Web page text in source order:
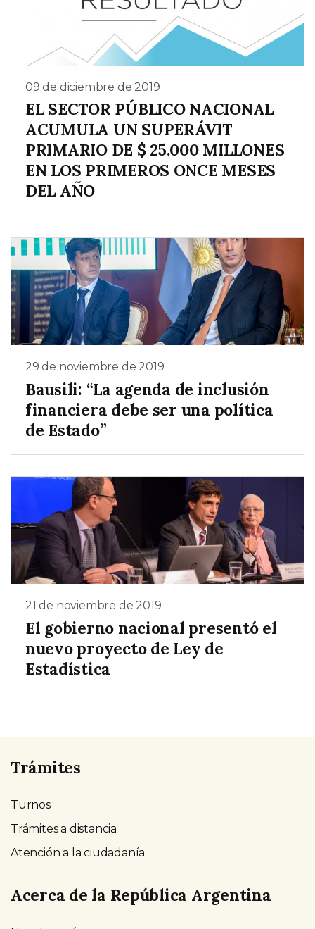
09 de diciembre de 2019
EL SECTOR PÚBLICO NACIONAL
ACUMULA UN SUPERÁVIT
PRIMARIO DE $ 25.000 MILLONES
EN LOS PRIMEROS ONCE MESES
DEL AÑO
29 de noviembre de 2019
Bausili: “La agenda de inclusión
financiera debe ser una política
de Estado”
21 de noviembre de 2019
El gobierno nacional presentó el
nuevo proyecto de Ley de
Estadística
Trámites
Turnos
Trámites a distancia
Atención a la ciudadanía
Acerca de la República Argentina